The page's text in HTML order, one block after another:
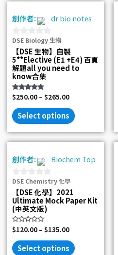
創作者: dr bio notes
0
out
of
5
DSE Biology 生物
【DSE 生物】自製
5**Elective (E1 +E4) 百頁
解題all you need to
know合集
Rated
5.00
out of 5
$250.00– $265.00
Select options
創作者: Biochem Top
0
out
of
5
DSE Chemistry 化學
【DSE 化學】2021
Ultimate Mock Paper Kit
(中英文版)
Rated
0
out
of
5
$120.00– $135.00
Select options